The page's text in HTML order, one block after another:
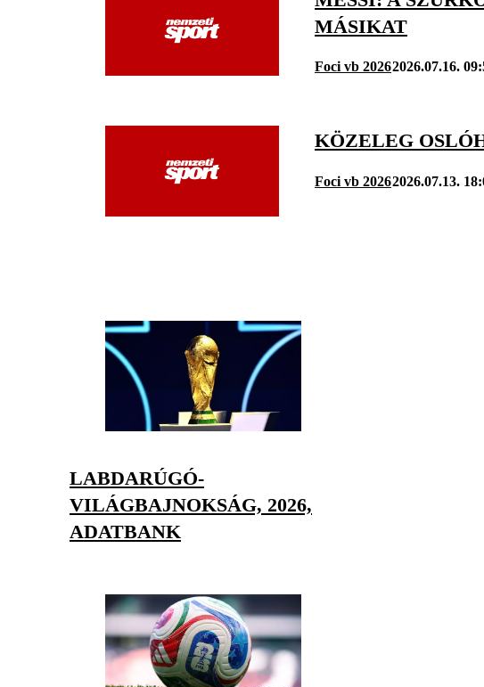
MÁSIKAT
Foci vb 20262026.07.16.
KÖZELEG
Foci vb 20262026.07.13.
LABDARÚGÓ-
VILÁGBAJNOKSÁG, 2026,
ADATBANK